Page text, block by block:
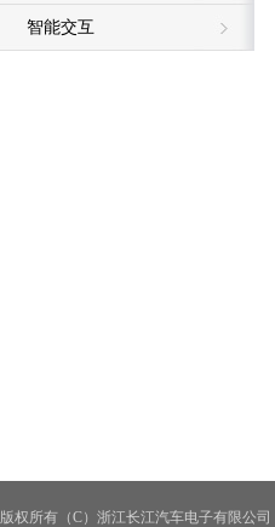
智能交互
版权所有（C）浙江长江汽车电子有限公司